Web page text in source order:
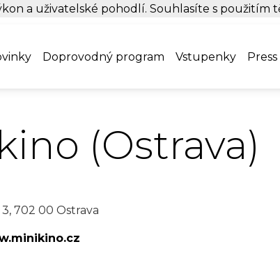
Doprovodný program Vstupenky Press
(Ostrava)
702 00 Ostrava
a uživatelské pohodlí. Souhlasíte s použitím